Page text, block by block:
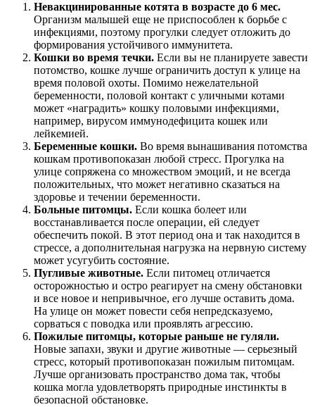
Невакцинированные котята в возрасте до 6 мес.
Организм малышей еще не приспособлен к борьбе с
инфекциями, поэтому прогулки следует отложить до
формирования устойчивого иммунитета.
Кошки во время течки. Если вы не планируете завести
потомство, кошке лучше ограничить доступ к улице на
время половой охоты. Помимо нежелательной
беременности, половой контакт с уличными котами
может «наградить» кошку половыми инфекциями,
например, вирусом иммунодефицита кошек или
лейкемией.
Беременные кошки. Во время вынашивания потомства
кошкам противопоказан любой стресс. Прогулка на
улице сопряжена со множеством эмоций, и не всегда
положительных, что может негативно сказаться на
здоровье и течении беременности.
Больные питомцы. Если кошка болеет или
восстанавливается после операции, ей следует
обеспечить покой. В этот период она и так находится в
стрессе, а дополнительная нагрузка на нервную систему
может усугубить состояние.
Пугливые животные. Если питомец отличается
осторожностью и остро реагирует на смену обстановки
и все новое и непривычное, его лучше оставить дома.
На улице он может повести себя непредсказуемо,
сорваться с поводка или проявлять агрессию.
Пожилые питомцы, которые раньше не гуляли.
Новые запахи, звуки и другие животные — серьезный
стресс, который противопоказан пожилым питомцам.
Лучше организовать пространство дома так, чтобы
кошка могла удовлетворять природные инстинкты в
безопасной обстановке.